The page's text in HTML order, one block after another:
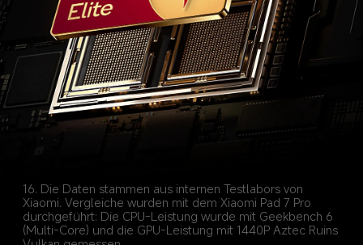
16. Die Daten stammen aus internen Testlabors von
Xiaomi. Vergleiche wurden mit dem Xiaomi Pad 7 Pro
durchgeführt: Die CPU-Leistung wurde mit Geekbench 6
(Multi-Core) und die GPU-Leistung mit 1440P Aztec Ruins